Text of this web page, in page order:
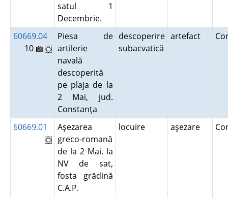
satul 1
Decembrie.
60669.04
10
Piesa de
artilerie
navală
descoperită
pe plaja de la
2 Mai, jud.
Constanţa
descoperire
subacvatică
artefact
60669.01
Aşezarea
greco-romană
de la 2 Mai. la
NV de sat,
fosta grădină
C.A.P.
locuire aşezare